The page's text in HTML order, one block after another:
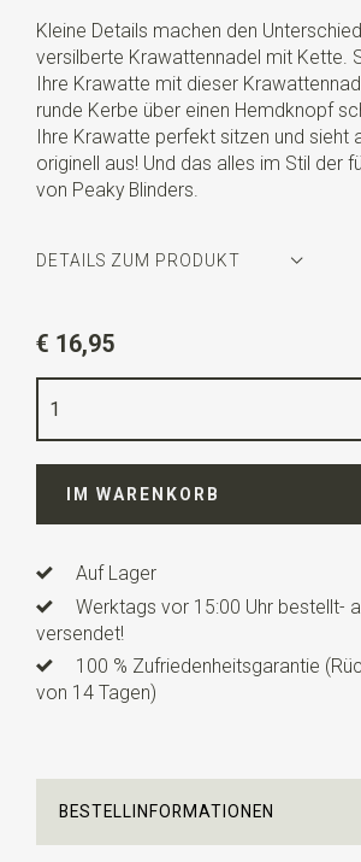
Kleine Details machen den
versilberte Krawattennadel mit Kette.
Ihre Krawatte mit dieser
runde Kerbe über einen Hemdknopf
Ihre Krawatte perfekt sitzen und sieht
originell aus! Und das alles im Stil der
von Peaky Blinders.
DETAILS ZUM PRODUKT
Farbe
Qualität
€ 16,95
IM WARENKORB
Auf Lager
Werktags vor 15:00 Uhr bestellt-
versendet!
100 % Zufriedenheitsgarantie
von 14 Tagen)
BESTELLINFORMATIONEN